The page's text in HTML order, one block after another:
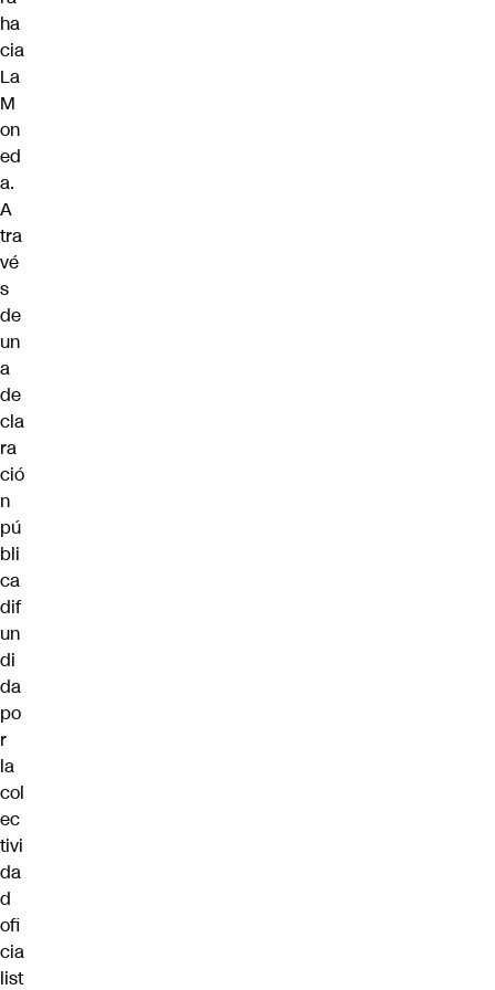
ha
cia
La
M
on
ed
a.
A
tra
vé
s
de
un
a
de
cla
ra
ció
n
pú
bli
ca
dif
un
di
da
po
r
la
col
ec
tivi
da
d
ofi
cia
list